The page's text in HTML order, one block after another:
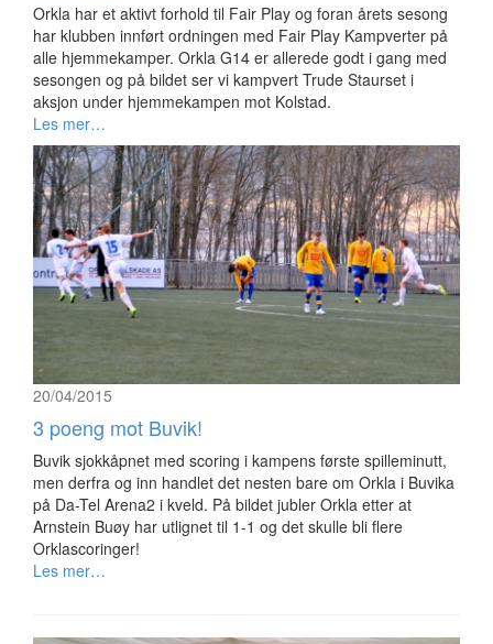
Orkla har et aktivt forhold til Fair Play og foran årets sesong
har klubben innført ordningen med Fair Play Kampverter på
alle hjemmekamper. Orkla G14 er allerede godt i gang med
sesongen og på bildet ser vi kampvert Trude Staurset i
aksjon under hjemmekampen mot Kolstad.
Les mer…
20/04/2015
3 poeng mot Buvik!
Buvik sjokkåpnet med scoring i kampens første spilleminutt,
men derfra og inn handlet det nesten bare om Orkla i Buvika
på Da-Tel Arena2 i kveld. På bildet jubler Orkla etter at
Arnstein Buøy har utlignet til 1-1 og det skulle bli flere
Orklascoringer!
Les mer…